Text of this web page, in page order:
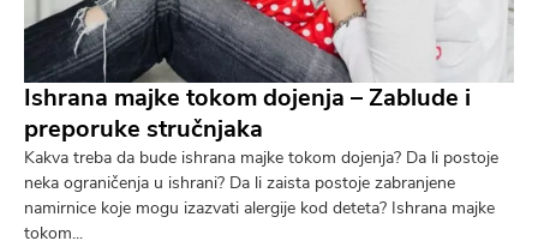
Ishrana majke tokom dojenja – Zablude i
preporuke stručnjaka
Kakva treba da bude ishrana majke tokom dojenja? Da li postoje
neka ograničenja u ishrani? Da li zaista postoje zabranjene
namirnice koje mogu izazvati alergije kod deteta? Ishrana majke
tokom...